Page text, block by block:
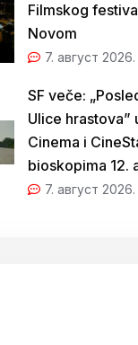
Filmskog
Novom
7. август 2026.
SF veče:
Ulice hrastova”
Cinema i
bioskopima 12.
7. август 2026.